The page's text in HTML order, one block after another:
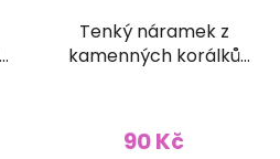
Tenký náramek z
kamenných korálků
90 Kč